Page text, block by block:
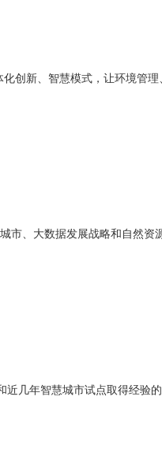
创新、智慧模式，让环境管
、大数据发展战略和自然资
几年智慧城市试点取得经验